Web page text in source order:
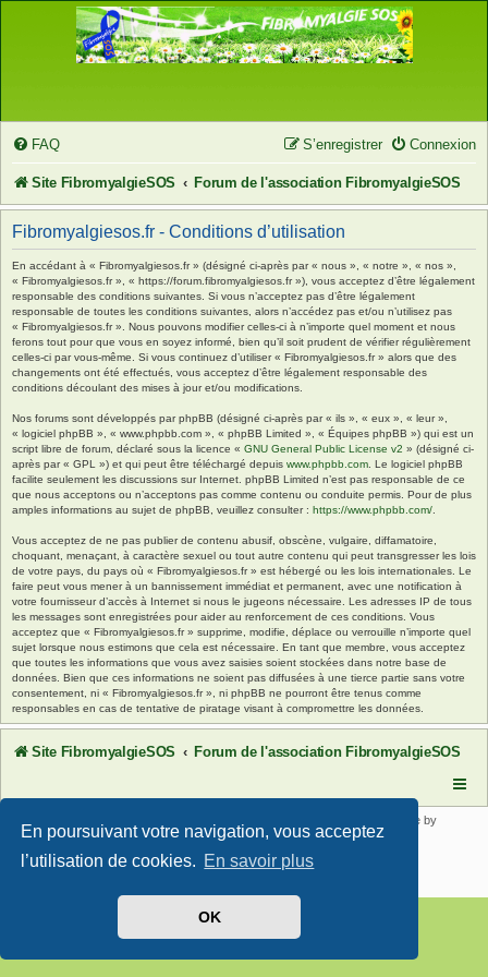
En poursuivant votre navigation, vous acceptez
l’utilisation de cookies. En savoir plus
OK
FAQ Connexion
S’enregistrer
Site FibromyalgieSOS Forum de l'association FibromyalgieSOS
Fibromyalgiesos.fr - Conditions d’utilisation
En accédant à « Fibromyalgiesos.fr » (désigné ci-après par « nous », « notre », « nos »,
« Fibromyalgiesos.fr », « https://forum.fibromyalgiesos.fr »), vous acceptez d’être légalement
responsable des conditions suivantes. Si vous n’acceptez pas d’être légalement
responsable de toutes les conditions suivantes, alors n’accédez pas et/ou n’utilisez pas
« Fibromyalgiesos.fr ». Nous pouvons modifier celles-ci à n’importe quel moment et nous
ferons tout pour que vous en soyez informé, bien qu’il soit prudent de vérifier régulièrement
celles-ci par vous-même. Si vous continuez d’utiliser « Fibromyalgiesos.fr » alors que des
changements ont été effectués, vous acceptez d’être légalement responsable des
conditions découlant des mises à jour et/ou modifications.
Nos forums sont développés par phpBB (désigné ci-après par « ils », « eux », « leur »,
« logiciel phpBB », « www.phpbb.com », « phpBB Limited », « Équipes phpBB ») qui est un
script libre de forum, déclaré sous la licence « GNU General Public License v2 » (désigné ci-
après par « GPL ») et qui peut être téléchargé depuis www.phpbb.com . Le logiciel phpBB
facilite seulement les discussions sur Internet. phpBB Limited n’est pas responsable de ce
que nous acceptons ou n’acceptons pas comme contenu ou conduite permis. Pour de plus
amples informations au sujet de phpBB, veuillez consulter : https://www.phpbb.com/
Vous acceptez de ne pas publier de contenu abusif, obscène, vulgaire, diffamatoire,
choquant, menaçant, à caractère sexuel ou tout autre contenu qui peut transgresser les lois
de votre pays, du pays où « Fibromyalgiesos.fr » est hébergé ou les lois internationales. Le
faire peut vous mener à un bannissement immédiat et permanent, avec une notification à
votre fournisseur d’accès à Internet si nous le jugeons nécessaire. Les adresses IP de tous
les messages sont enregistrées pour aider au renforcement de ces conditions. Vous
acceptez que « Fibromyalgiesos.fr » supprime, modifie, déplace ou verrouille n’importe quel
sujet lorsque nous estimons que cela est nécessaire. En tant que membre, vous acceptez
que toutes les informations que vous avez saisies soient stockées dans notre base de
données. Bien que ces informations ne soient pas diffusées à une tierce partie sans votre
consentement, ni « Fibromyalgiesos.fr », ni phpBB ne pourront être tenus comme
responsables en cas de tentative de piratage visant à compromettre les données.
Site FibromyalgieSOS Forum de l'association FibromyalgieSOS
® Forum Software © phpBB Limited | SE Square by
PhpBB3 BBCodes
Traduit parphpBB-fr.com